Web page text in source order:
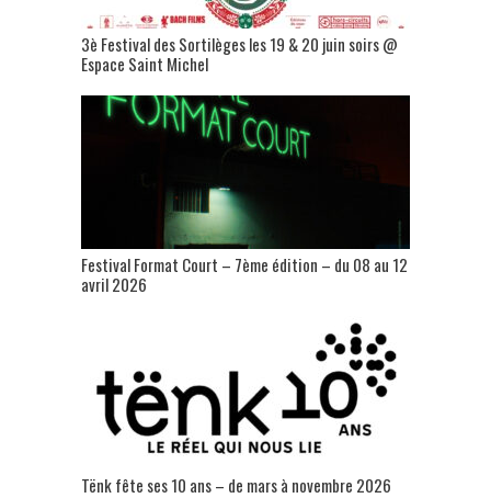
3è Festival des Sortilèges les 19 & 20 juin soirs @
Espace Saint Michel
Festival Format Court – 7ème édition – du 08 au 12
avril 2026
Tënk fête ses 10 ans – de mars à novembre 2026